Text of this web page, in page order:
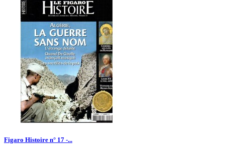
Figaro Histoire n° 17 -...